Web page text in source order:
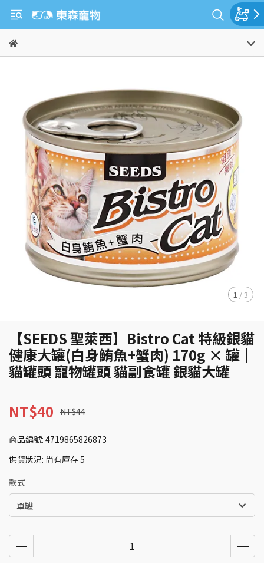
1 /3
【SEEDS 聖萊西】Bistro Cat 特級銀貓
健康大罐(白身鮪魚+蟹肉) 170g × 罐｜
貓罐頭 寵物罐頭 貓副食罐 銀貓大罐
NT$40 NT$44
商品編號: 4719865826873
供貨狀況: 尚有庫存 5
款式
單罐